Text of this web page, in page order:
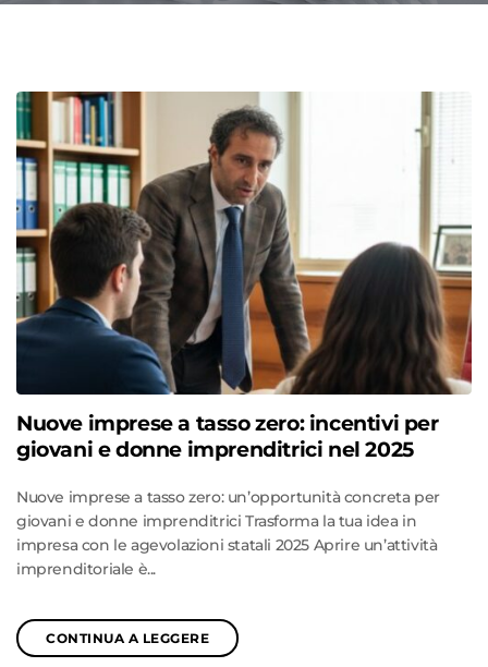
Nuove imprese a tasso zero: incentivi per
giovani e donne imprenditrici nel 2025
Nuove imprese a tasso zero: un’opportunità concreta per
giovani e donne imprenditrici Trasforma la tua idea in
impresa con le agevolazioni statali 2025 Aprire un’attività
imprenditoriale è...
CONTINUA A LEGGERE